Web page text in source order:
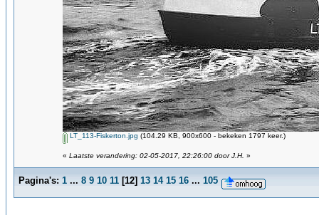
LT_113-Fiskerton.jpg (104.29 KB, 900x600 - bekeken 1797 keer.)
« Laatste verandering: 02-05-2017, 22:26:00 door J.H. »
Pagina's: 1 ... 8 9 10 11 [12] 13 14 15 16 ... 105